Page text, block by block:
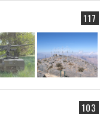
117
103